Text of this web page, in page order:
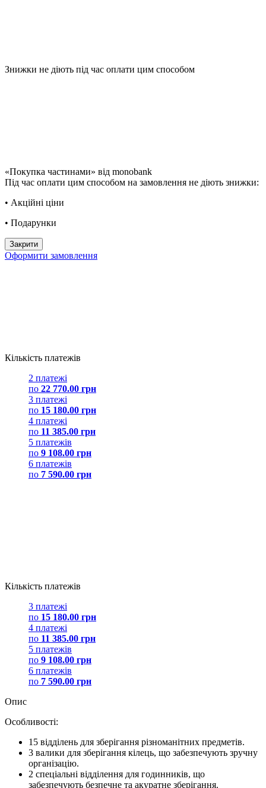
Знижки не діють під час оплати цим способом
«Покупка частинами» від monobank
Під час оплати цим способом на замовлення не діють знижки:
• Акційні ціни
• Подарунки
Закрити
Оформити замовлення
Кількість платежів
2 платежі
по 22 770.00 грн
3 платежі
по 15 180.00 грн
4 платежі
по 11 385.00 грн
5 платежів
по 9 108.00 грн
6 платежів
по 7 590.00 грн
Кількість платежів
3 платежі
по 15 180.00 грн
4 платежі
по 11 385.00 грн
5 платежів
по 9 108.00 грн
6 платежів
по 7 590.00 грн
Опис
Особливості:
15 відділень для зберігання різноманітних предметів.
3 валики для зберігання кілець, що забезпечують зручну
організацію.
2 спеціальні відділення для годинників, що
забезпечують безпечне та акуратне зберігання.